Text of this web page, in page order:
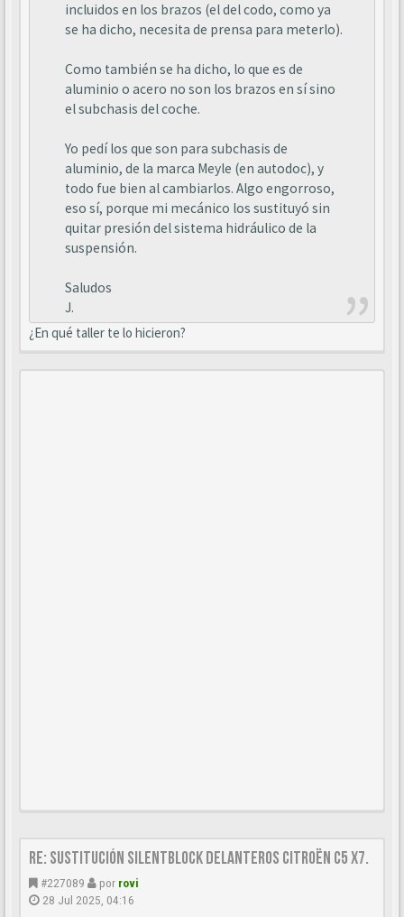
incluidos en los brazos (el del codo, como ya
se ha dicho, necesita de prensa para meterlo).
Como también se ha dicho, lo que es de
aluminio o acero no son los brazos en sí sino
el subchasis del coche.
Yo pedí los que son para subchasis de
aluminio, de la marca Meyle (en autodoc), y
todo fue bien al cambiarlos. Algo engorroso,
eso sí, porque mi mecánico los sustituyó sin
quitar presión del sistema hidráulico de la
suspensión.
Saludos
J.
¿En qué taller te lo hicieron?
Re: Sustitución SILENTBLOCK delanteros Citroën C5 X7.
#227089 por rovi
28 Jul 2025, 04:16